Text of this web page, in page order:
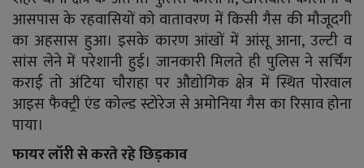
आसपास के रहवासियों को वातावरण में किसी गैस की मौजूदगी
का अहसास हुआ। इसके कारण आंखों में आंसू आना, उल्टी व
सांस लेने में परेशानी हुई। जानकारी मिलते ही पुलिस ने सर्चिंग
कराई तो अंटिया चौराहा पर औद्योगिक क्षेत्र में स्थित पोरवाल
आइस फैक्ट्री एंड कोल्ड स्टोरेज से अमोनिया गैस का रिसाव होना
पाया।
फायर लॉरी से करते रहे छिड़काव